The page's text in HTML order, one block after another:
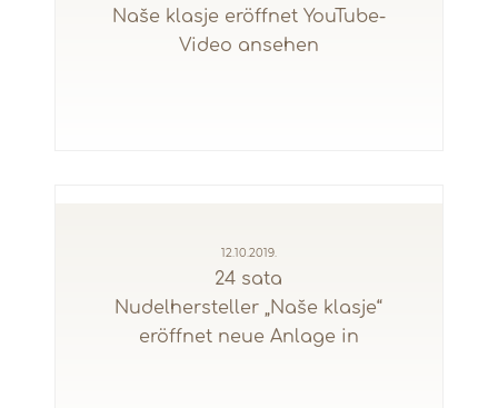
Naše klasje eröffnet YouTube-
Video ansehen
12.10.2019.
24 sata
Nudelhersteller „Naše klasje“
eröffnet neue Anlage in